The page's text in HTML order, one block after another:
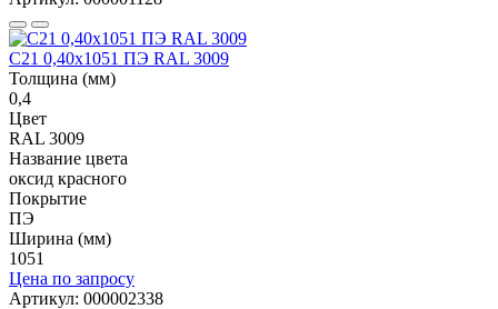
С21 0,40x1051 ПЭ RAL 3009
Толщина (мм)
0,4
Цвет
RAL 3009
Название цвета
оксид красного
Покрытие
ПЭ
Ширина (мм)
1051
Цена по запросу
Артикул: 000002338